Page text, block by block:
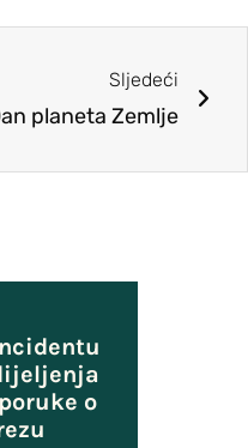
Sljedeći
planeta Zemlje
o